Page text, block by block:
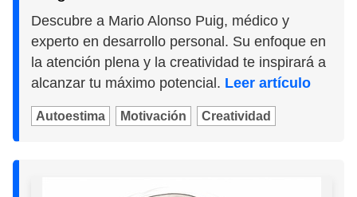
Descubre a Mario Alonso Puig, médico y
experto en desarrollo personal. Su enfoque en
la atención plena y la creatividad te inspirará a
alcanzar tu máximo potencial. Leer artículo
Autoestima Motivación Creatividad